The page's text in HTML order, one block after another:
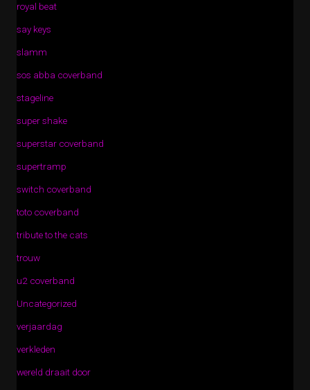
royal beat
say keys
slamm
sos abba coverband
stageline
super shake
superstar coverband
supertramp
switch coverband
toto coverband
tribute to the cats
trouw
u2 coverband
Uncategorized
verjaardag
verkleden
wereld draait door